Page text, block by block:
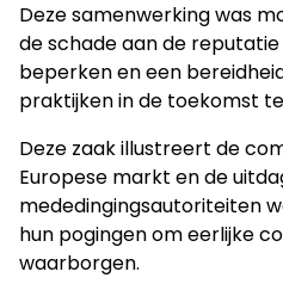
Deze samenwerking was
de schade aan de
beperken en een
praktijken in de toekomst
Deze zaak illustreert de
Europese markt en de
mededingingsautoriteiten
hun pogingen om eerlijke
waarborgen.